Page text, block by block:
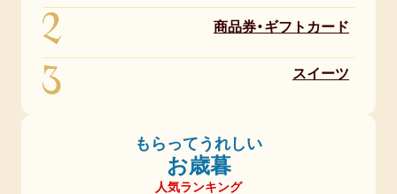
2 商品券・ギフトカード
3 スイーツ
もらってうれしい
お歳暮
人気ランキング